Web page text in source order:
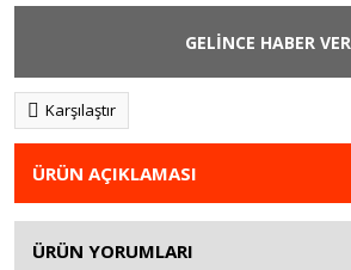
GELİNCE HABER VER
Karşılaştır
ÜRÜN AÇIKLAMASI
ÜRÜN YORUMLARI